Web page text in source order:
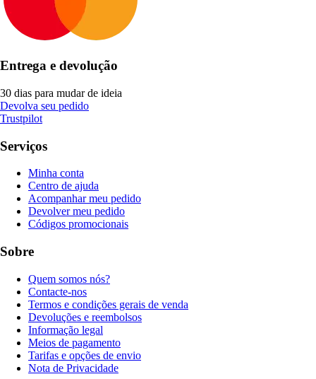
Entrega e devolução
30 dias para mudar de ideia
Devolva seu pedido
Trustpilot
Serviços
Minha conta
Centro de ajuda
Acompanhar meu pedido
Devolver meu pedido
Códigos promocionais
Sobre
Quem somos nós?
Contacte-nos
Termos e condições gerais de venda
Devoluções e reembolsos
Informação legal
Meios de pagamento
Tarifas e opções de envio
Nota de Privacidade